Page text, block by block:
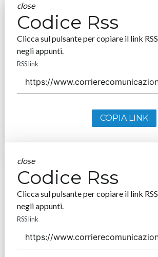
close
Codice Rss
Clicca sul pulsante per copiare il link RSS
negli appunti.
RSS link
COPIA LINK
close
Codice Rss
Clicca sul pulsante per copiare il link RSS
negli appunti.
RSS link